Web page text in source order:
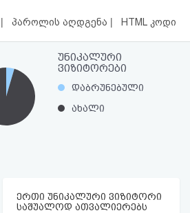
| პაროლის აღდგენა | HTML კოდი
უნიკალური
ვიზიტორები
დაბრუნებული
ახალი
ერთი უნიკალური ვიზიტორი
საშუალოდ ათვალიერებს